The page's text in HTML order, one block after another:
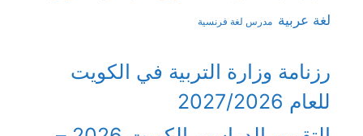
لغة عربية مدرس لغة فرنسية
رزنامة وزارة التربية في الكويت
للعام 2027/2026